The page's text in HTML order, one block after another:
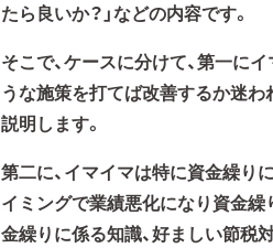
たら良いか？」などの内容です。
そこで、ケースに分けて、第一に
うな施策を打てば改善するか迷
説明します。
第二に、イマイマは特に資金繰り
イミングで業績悪化になり資金繰
金繰りに係る知識、好ましい節税